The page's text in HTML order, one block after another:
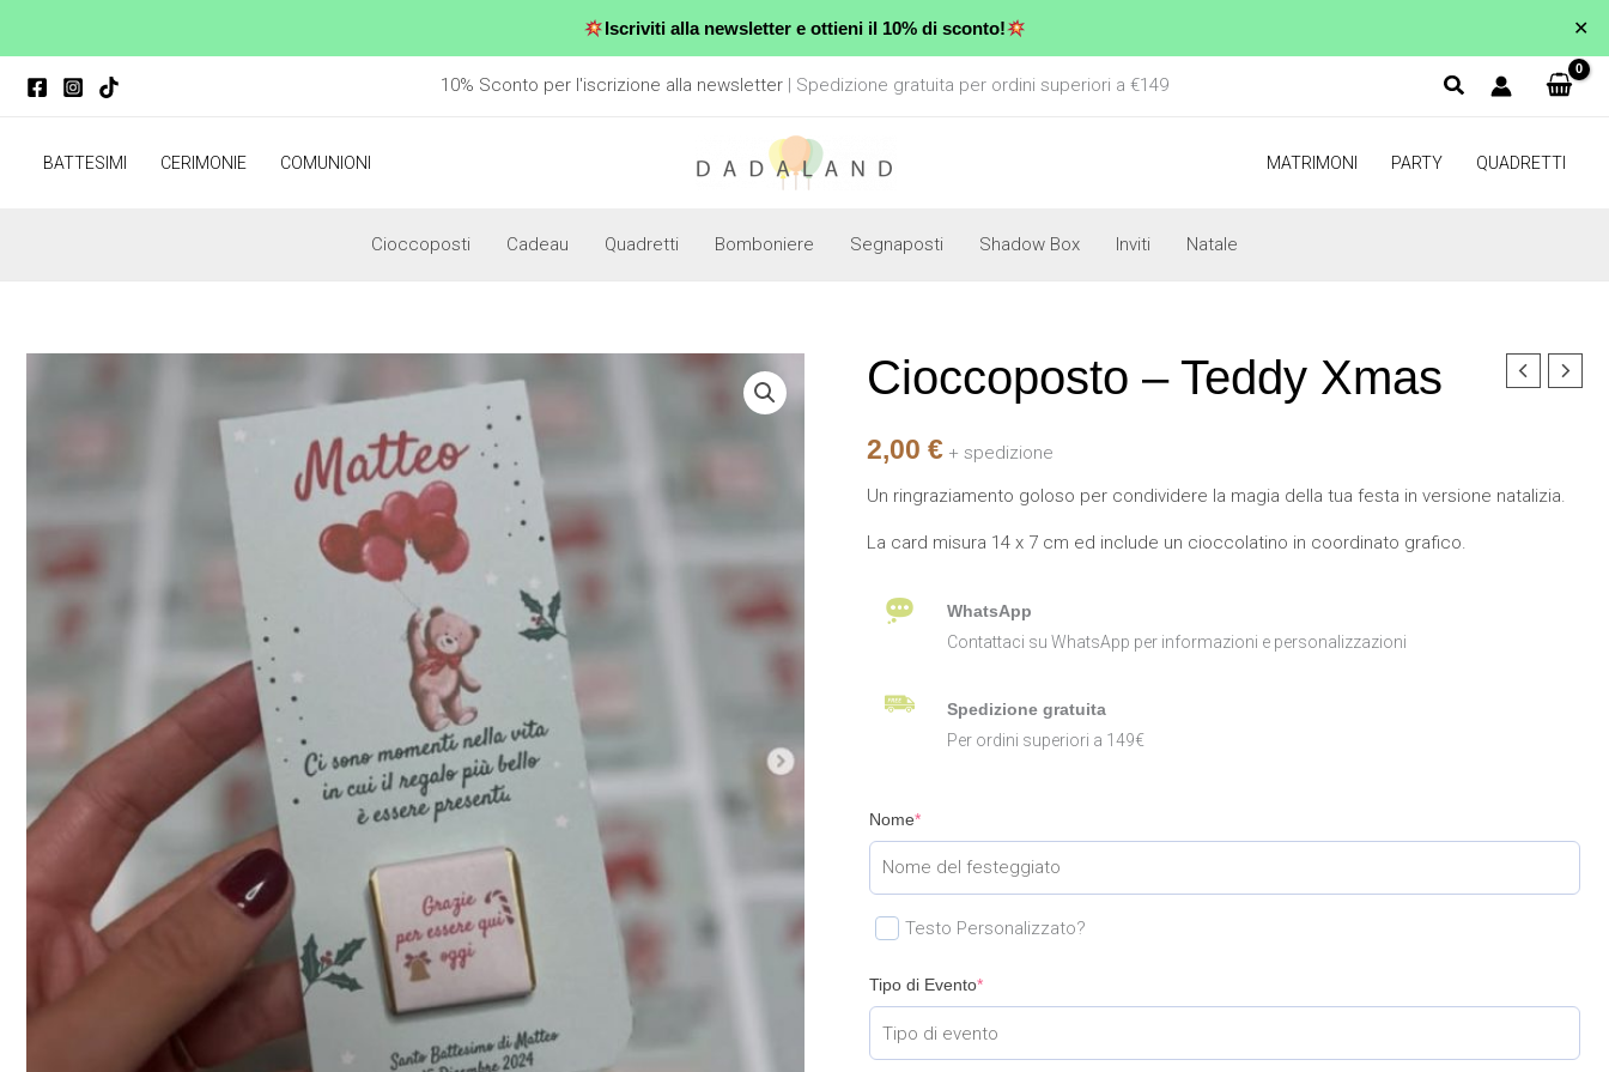
Iscriviti alla newsletter e ottieni il 10% di sconto! ✕
contenuto
10% Sconto per l'iscrizione alla newsletter | Spedizione gratuita per ordini superiori a €149
BATTESIMI CERIMONIE COMUNIONI MATRIMONI PARTY QUADRETTI
Cioccoposti Cadeau Quadretti Bomboniere Segnaposti Shadow Box Inviti Natale
Cioccoposto – Teddy Xmas
2,00 € + spedizione
Un ringraziamento goloso per condividere la magia della tua festa in versione natalizia.
La card misura 14 x 7 cm ed include un cioccolatino in coordinato grafico.
WhatsApp
Contattaci su WhatsApp per informazioni e personalizzazioni
Spedizione gratuita
Per ordini superiori a 149€
Nome*
Testo Personalizzato?
Tipo di Evento*
Cioccoposto
Xmas
quantità